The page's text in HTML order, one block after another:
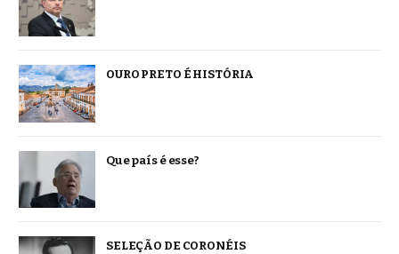
OURO PRETO É HISTÓRIA
Que país é esse?
SELEÇÃO DE CORONÉIS